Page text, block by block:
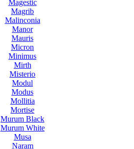
Magestic
Magrib
Malinconia
Manor
Mauris
Micron
Minimus
Mirth
Misterio
Modul
Modus
Mollitia
Mortise
Murum Black
Murum White
Musa
Naram